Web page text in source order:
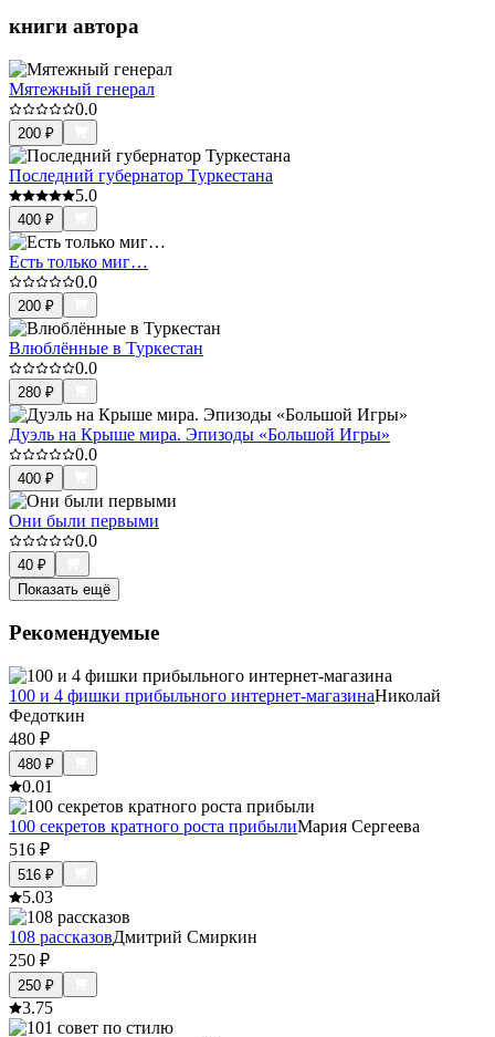
книги автора
Мятежный генерал
0.0
200 ₽
Последний губернатор Туркестана
5.0
400 ₽
Есть только миг…
0.0
200 ₽
Влюблённые в Туркестан
0.0
280 ₽
Дуэль на Крыше мира. Эпизоды «Большой Игры»
0.0
400 ₽
Они были первыми
0.0
40 ₽
Показать ещё
Рекомендуемые
100 и 4 фишки прибыльного интернет-магазинаНиколай
Федоткин
480 ₽
480 ₽
0.01
100 секретов кратного роста прибылиМария Сергеева
516 ₽
516 ₽
5.03
108 рассказовДмитрий Смиркин
250 ₽
250 ₽
3.75